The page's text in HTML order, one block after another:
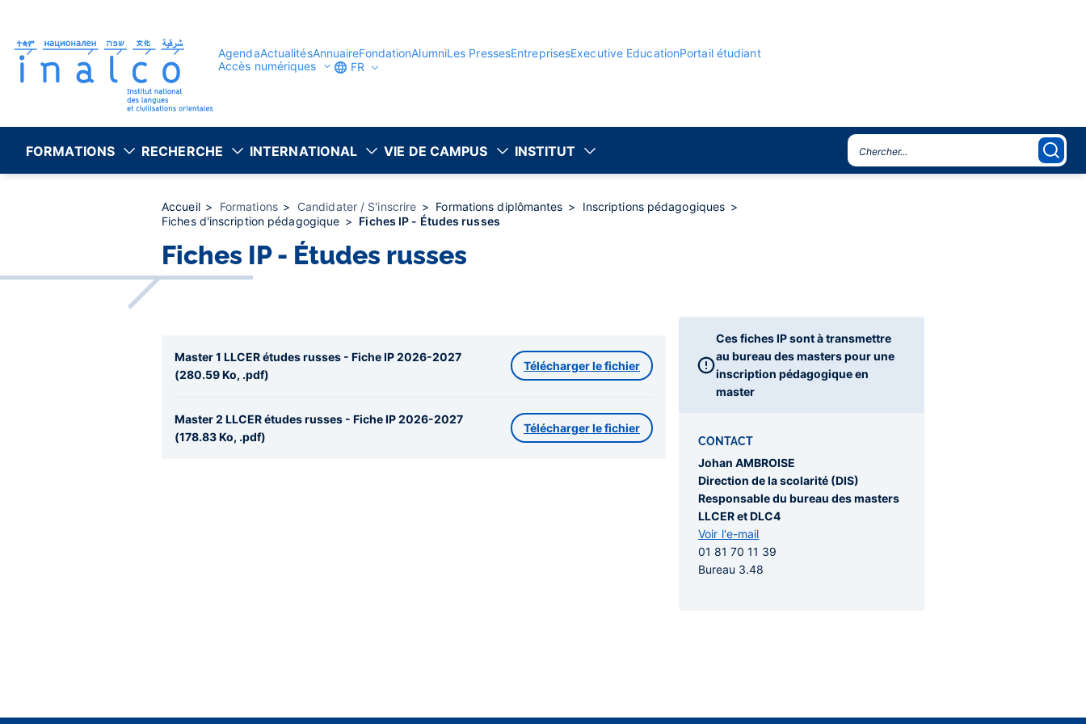
principal
AgendaActualitésAnnuaireFondationAlumniLes PressesEntreprisesExecutive EducationPortail étudiant
Accès numériques
FR
FORMATIONS RECHERCHE INTERNATIONAL VIE DE CAMPUS INSTITUT
Accueil Formations Candidater / S'inscrire Formations diplômantes
Inscriptions pédagogiques
Fiches d'inscription pédagogique
Fiches IP - Études russes
Fiches IP - Études russes
Ces fiches IP sont à transmettre
au bureau des masters pour une
inscription pédagogique en
master
CONTACT
Johan AMBROISE
Direction de la scolarité (DIS)
Responsable du bureau des masters
LLCER et DLC4
Voir l'e-mail
01 81 70 11 39
Bureau 3.48
Master 1 LLCER études russes - Fiche IP 2026-2027
(280.59 Ko, .pdf)
Télécharger le fichier
Master 2 LLCER études russes - Fiche IP 2026-2027
(178.83 Ko, .pdf)
Télécharger le fichier